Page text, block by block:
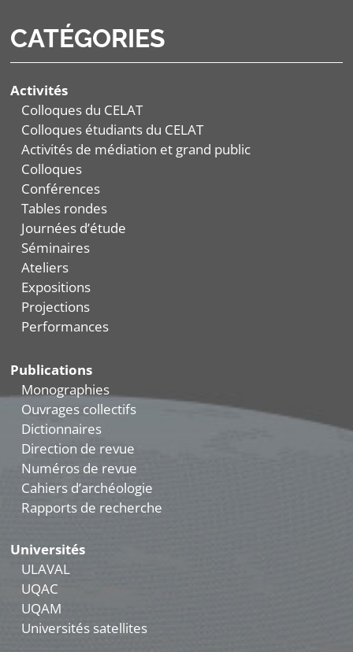
CATÉGORIES
Activités
Colloques du CELAT
Colloques étudiants du CELAT
Activités de médiation et grand public
Colloques
Conférences
Tables rondes
Journées d’étude
Séminaires
Ateliers
Expositions
Projections
Performances
Publications
Monographies
Ouvrages collectifs
Dictionnaires
Direction de revue
Numéros de revue
Cahiers d’archéologie
Rapports de recherche
Universités
ULAVAL
UQAC
UQAM
Universités satellites